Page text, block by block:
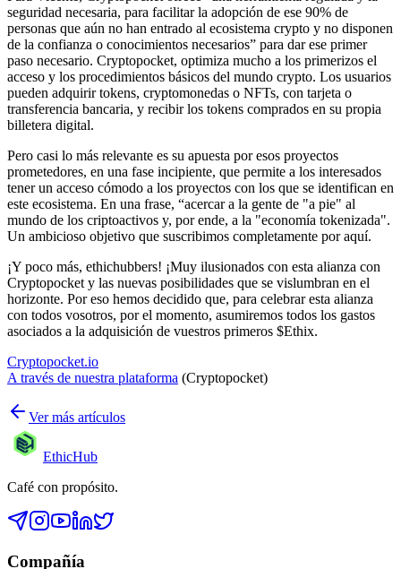
seguridad necesaria, para facilitar la adopción de ese 90% de
personas que aún no han entrado al ecosistema crypto y no disponen
de la confianza o conocimientos necesarios” para dar ese primer
paso necesario. Cryptopocket, optimiza mucho a los primerizos el
acceso y los procedimientos básicos del mundo crypto. Los usuarios
pueden adquirir tokens, cryptomonedas o NFTs, con tarjeta o
transferencia bancaria, y recibir los tokens comprados en su propia
billetera digital.
Pero casi lo más relevante es su apuesta por esos proyectos
prometedores, en una fase incipiente, que permite a los interesados
tener un acceso cómodo a los proyectos con los que se identifican en
este ecosistema. En una frase, “acercar a la gente de "a pie" al
mundo de los criptoactivos y, por ende, a la "economía tokenizada".
Un ambicioso objetivo que suscribimos completamente por aquí.
¡Y poco más, ethichubbers! ¡Muy ilusionados con esta alianza con
Cryptopocket y las nuevas posibilidades que se vislumbran en el
horizonte. Por eso hemos decidido que, para celebrar esta alianza
con todos vosotros, por el momento, asumiremos todos los gastos
asociados a la adquisición de vuestros primeros $Ethix.
Cryptopocket.io
A través de nuestra plataforma (Cryptopocket)
Ver más artículos
EthicHub
Café con propósito.
Compañía